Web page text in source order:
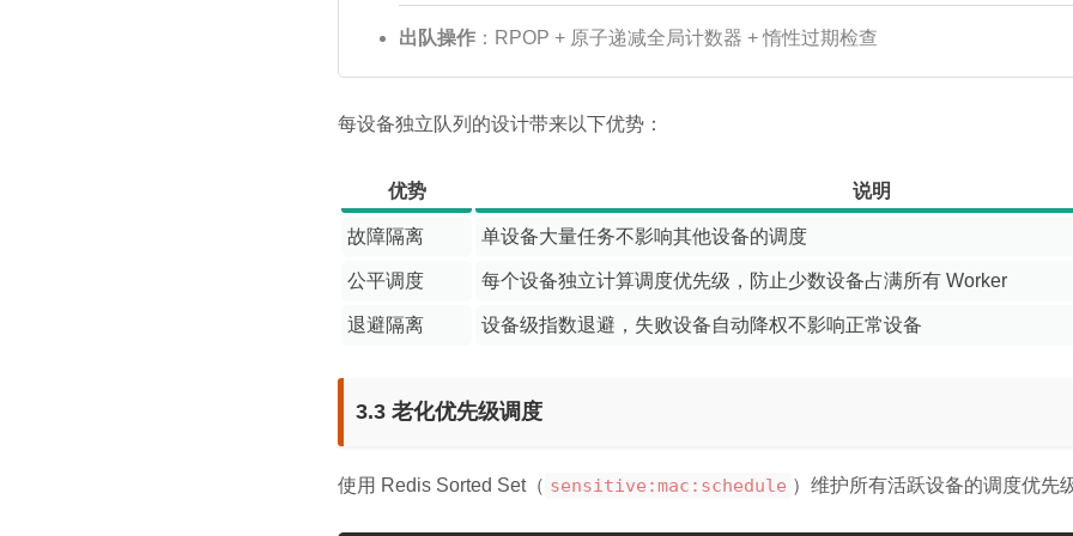
出队操作 ：RPOP + 原子递减全局计数器 + 惰性过期检查
每设备独立队列的设计带来以下优势：
优势 说明
故障隔离 单设备大量任务不影响其他设备的调度
公平调度 每个设备独立计算调度优先级，防止少数设备占满所有 Worker
退避隔离 设备级指数退避，失败设备自动降权不影响正常设备
3.3 老化优先级调度
使用 Redis Sorted Set（ sensitive:mac:schedule ）维护所有活跃设备的调度优先